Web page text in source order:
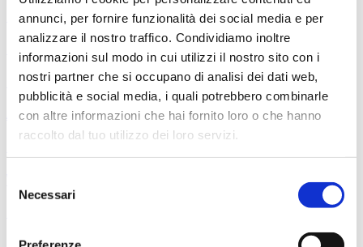
annunci, per fornire funzionalità dei social media e per
analizzare il nostro traffico. Condividiamo inoltre
informazioni sul modo in cui utilizzi il nostro sito con i
nostri partner che si occupano di analisi dei dati web,
pubblicità e social media, i quali potrebbero combinarle
con altre informazioni che hai fornito loro o che hanno
raccolto dal tuo utilizzo dei loro servizi.
delNecessari
Salvatore Percacciolo, conductor Drusilla Foer, narrator
September 11, 2026
Dance People - Maqamat & Omar Rajeh
As part of the Fabbrica Europa 2026 festival